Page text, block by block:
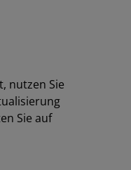
nutzen Sie
Sie auf